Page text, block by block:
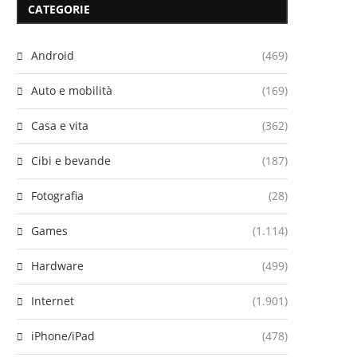
CATEGORIE
Android (469)
Auto e mobilità (169)
Casa e vita (362)
Cibi e bevande (187)
Fotografia (28)
Games (1.114)
Hardware (499)
Internet (1.901)
iPhone/iPad (478)